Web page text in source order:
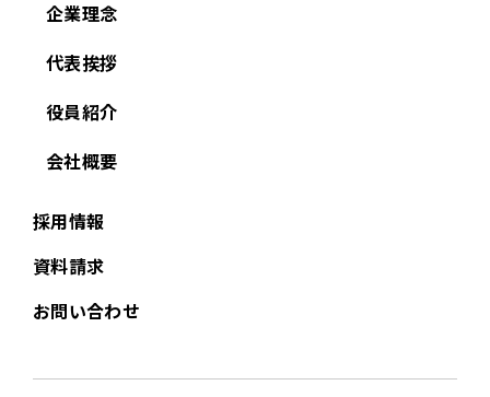
企業理念
代表挨拶
役員紹介
会社概要
採用情報
資料請求
お問い合わせ